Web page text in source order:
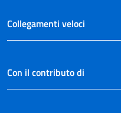
34
35
37
Collegamenti veloci
Con il contributo di